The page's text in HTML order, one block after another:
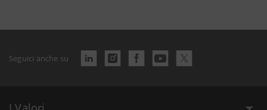
Seguici anche su